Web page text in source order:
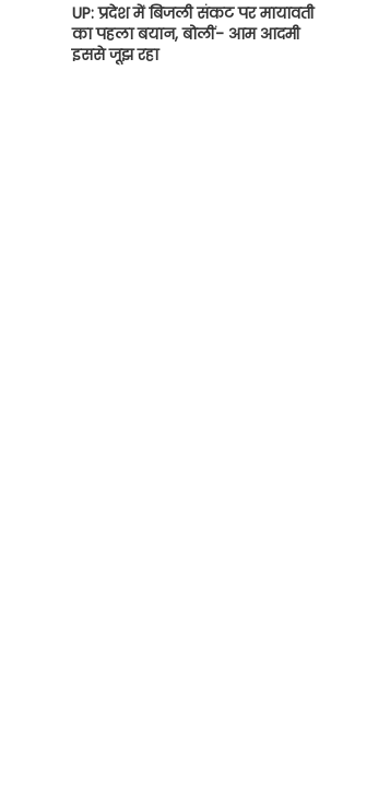
UP: प्रदेश में बिजली संकट पर मायावती
का पहला बयान, बोलीं- आम आदमी
इससे जूझ रहा